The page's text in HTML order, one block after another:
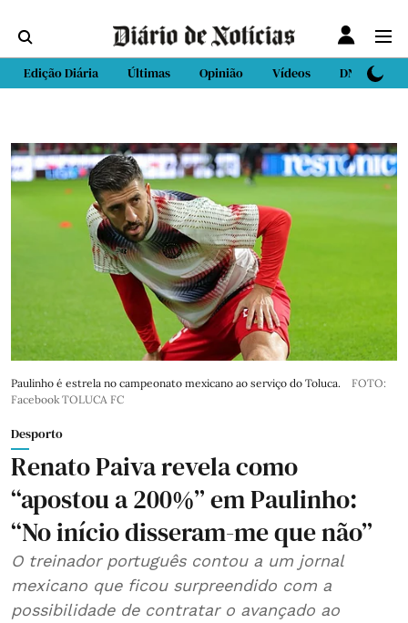
Edição Diária Últimas Opinião Vídeos DN Sport
Paulinho é estrela no campeonato mexicano ao serviço do Toluca.
FOTO:
Facebook TOLUCA FC
Desporto
Renato Paiva revela como
“apostou a 200%” em Paulinho:
“No início disseram-me que não”
O treinador português contou a um jornal
mexicano que ficou surpreendido com a
possibilidade de contratar o avançado ao